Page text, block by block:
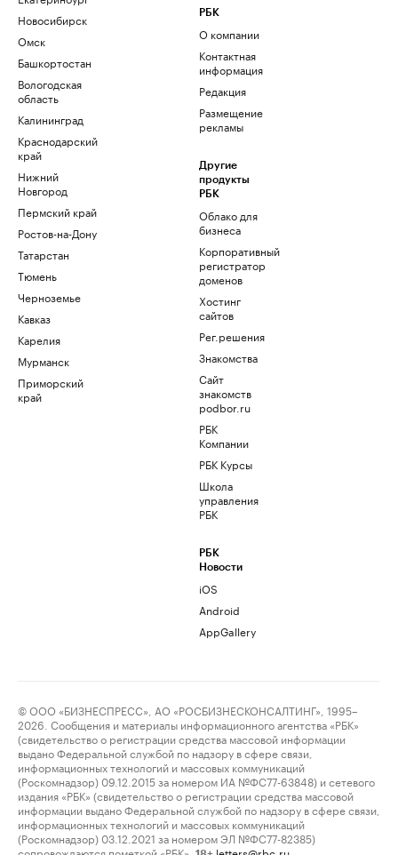
Новосибирск
Омск
Башкортостан
Вологодская
область
Калининград
Краснодарский
край
Нижний
Новгород
Пермский край
Ростов-на-Дону
Татарстан
Тюмень
Черноземье
Кавказ
Карелия
Мурманск
Приморский
край
РБК
О компании
Контактная
информация
Редакция
Размещение
рекламы
Другие
продукты
РБК
Облако для
бизнеса
Корпоративный
регистратор
доменов
Хостинг
сайтов
Рег.решения
Знакомства
Сайт
знакомств
podbor.ru
РБК
Компании
РБК Курсы
Школа
управления
РБК
РБК
Новости
iOS
Android
AppGallery
© ООО «БИЗНЕСПРЕСС», АО «РОСБИЗНЕСКОНСАЛТИНГ», 1995–
2026. Сообщения и материалы информационного агентства «РБК»
(свидетельство о регистрации средства массовой информации
выдано Федеральной службой по надзору в сфере связи,
информационных технологий и массовых коммуникаций
(Роскомнадзор) 09.12.2015 за номером ИА №ФС77-63848) и сетевого
издания «РБК» (свидетельство о регистрации средства массовой
информации выдано Федеральной службой по надзору в сфере связи,
информационных технологий и массовых коммуникаций
(Роскомнадзор) 03.12.2021 за номером ЭЛ №ФС77-82385)